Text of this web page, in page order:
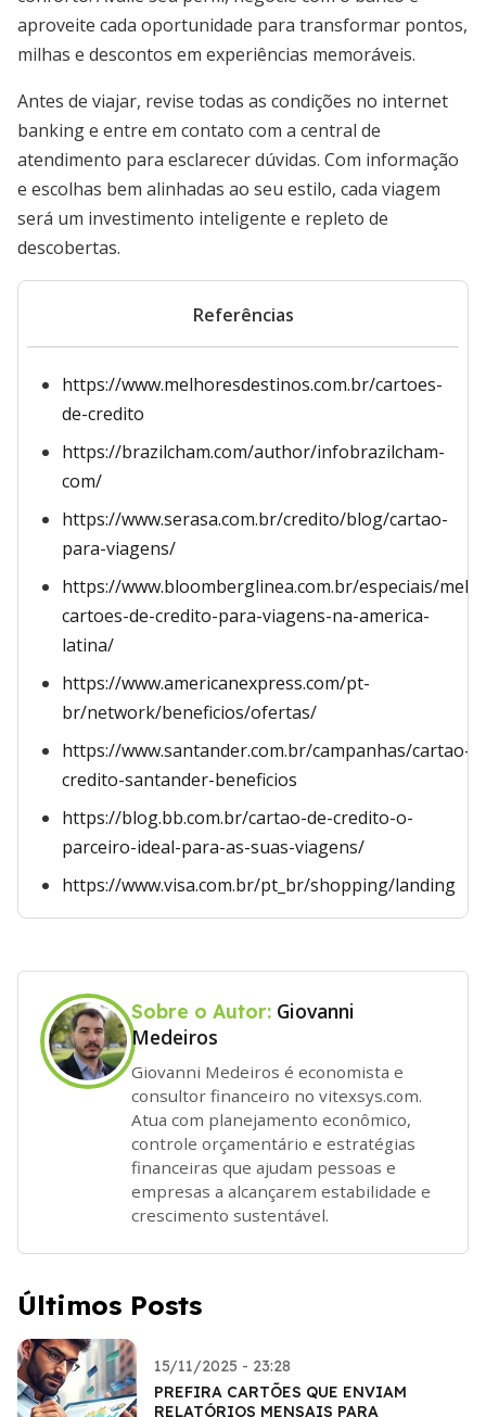
aproveite cada oportunidade para transformar pontos,
milhas e descontos em experiências memoráveis.
Antes de viajar, revise todas as condições no internet
banking e entre em contato com a central de
atendimento para esclarecer dúvidas. Com informação
e escolhas bem alinhadas ao seu estilo, cada viagem
será um investimento inteligente e repleto de
descobertas.
Referências
https://www.melhoresdestinos.com.br/cartoes-
de-credito
https://brazilcham.com/author/infobrazilcham-
com/
https://www.serasa.com.br/credito/blog/cartao-
para-viagens/
https://www.bloomberglinea.com.br/especiais/
cartoes-de-credito-para-viagens-na-america-
latina/
https://www.americanexpress.com/pt-
br/network/beneficios/ofertas/
https://www.santander.com.br/campanhas/cartao-
credito-santander-beneficios
https://blog.bb.com.br/cartao-de-credito-o-
parceiro-ideal-para-as-suas-viagens/
https://www.visa.com.br/pt_br/shopping/landing
Sobre o Autor: Giovanni
Medeiros
Giovanni Medeiros é economista e
consultor financeiro no vitexsys.com.
Atua com planejamento econômico,
controle orçamentário e estratégias
financeiras que ajudam pessoas e
empresas a alcançarem estabilidade e
crescimento sustentável.
Últimos Posts
15/11/2025 - 23:28
PREFIRA CARTÕES QUE ENVIAM
RELATÓRIOS MENSAIS PARA